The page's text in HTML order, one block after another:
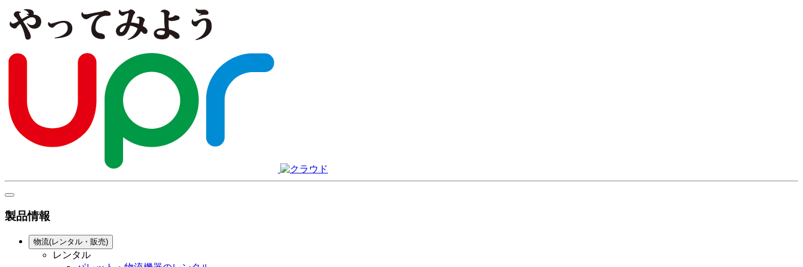
製品情報
物流(レンタル・販売)
レンタル